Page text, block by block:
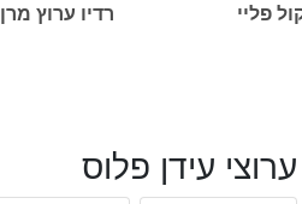
פליי רדיו ערוץ מרן
ערוצי עידן פלוס